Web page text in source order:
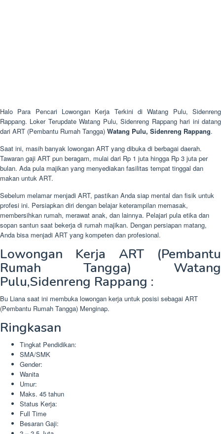
Halo Para Pencari Lowongan Kerja Terkini di Watang Pulu, Sidenreng
Rappang. Loker Terupdate Watang Pulu, Sidenreng Rappang hari ini datang
dari ART (Pembantu Rumah Tangga) Watang Pulu, Sidenreng Rappang.
Saat ini, masih banyak lowongan ART yang dibuka di berbagai daerah.
Tawaran gaji ART pun beragam, mulai dari Rp 1 juta hingga Rp 3 juta per
bulan. Ada pula majikan yang menyediakan fasilitas tempat tinggal dan
makan untuk ART.
Sebelum melamar menjadi ART, pastikan Anda siap mental dan fisik untuk
profesi ini. Persiapkan diri dengan belajar keterampilan memasak,
membersihkan rumah, merawat anak, dan lainnya. Pelajari pula etika dan
sopan santun saat bekerja di rumah majikan. Dengan persiapan matang,
Anda bisa menjadi ART yang kompeten dan profesional.
Lowongan Kerja ART (Pembantu
Rumah Tangga) Watang
Pulu,Sidenreng Rappang :
Bu Liana saat ini membuka lowongan kerja untuk posisi sebagai ART
(Pembantu Rumah Tangga) Menginap.
Ringkasan
Tingkat Pendidikan:
SMA/SMK
Gender:
Wanita
Umur:
Maks. 45 tahun
Status Kerja:
Full Time
Besaran Gaji: